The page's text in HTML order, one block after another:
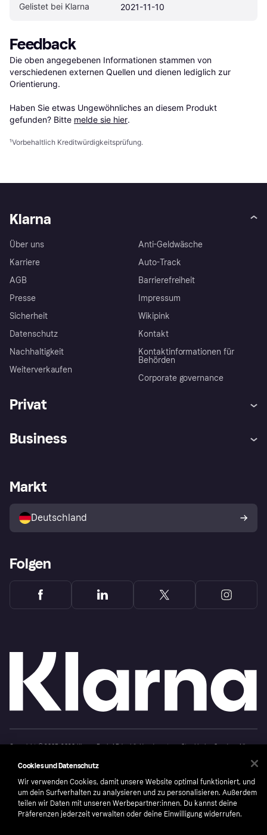
Gelistet bei Klarna 2021-11-10
Feedback
Die oben angegebenen Informationen stammen von
verschiedenen externen Quellen und dienen lediglich zur
Orientierung.
Haben Sie etwas Ungewöhnliches an diesem Produkt
gefunden? Bitte melde sie hier.
¹Vorbehaltlich Kreditwürdigkeitsprüfung.
Klarna
Über uns
Karriere
AGB
Presse
Sicherheit
Datenschutz
Nachhaltigkeit
Weiterverkaufen
Anti-Geldwäsche
Auto-Track
Barrierefreiheit
Impressum
Wikipink
Kontakt
Kontaktinformationen für
Behörden
Corporate governance
Privat
Klarna App
Shops entdecken
Käuferschutzrichtlinie
Dein Widerrufsrecht
Business
Händlerportal
Markt
Deutschland
Folgen
NutzungsbedingungenCookiesKlarna.com
Cookies und Datenschutz
Wir verwenden Cookies, damit unsere Website optimal funktioniert, und
um dein Surfverhalten zu analysieren und zu personalisieren. Außerdem
teilen wir Daten mit unseren Werbepartner:innen. Du kannst deine
Präferenzen jederzeit verwalten oder deine Einwilligung widerrufen.